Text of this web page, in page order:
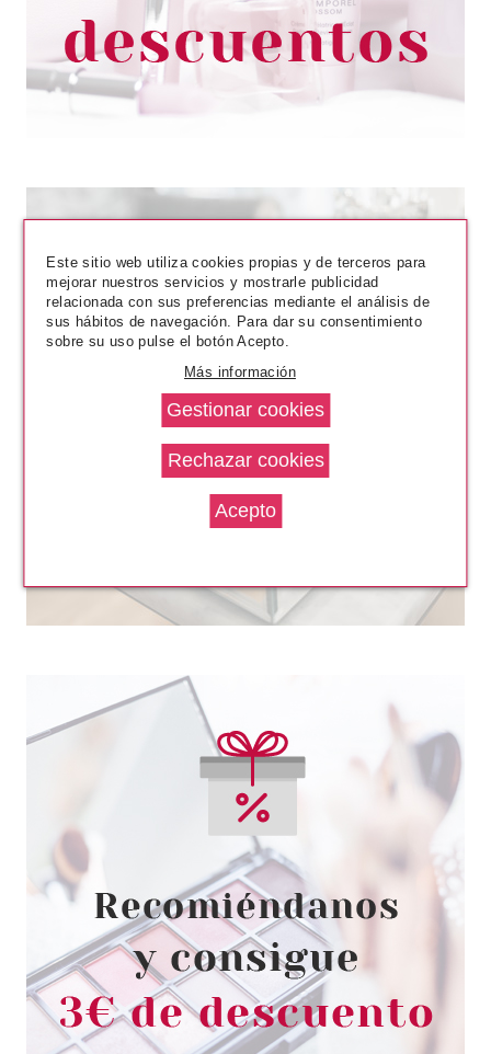
ROSA MOSQUETA 50ML
desde
9.75€
SKIN GENERICS ID SKIN
IDENTITY RUTINA
ANTIARRUGAS &
-37% 22.05€
BABARIA
BABARIA ALOE VERA CREMA
FACIAL 50ML+DESODORANTE
ROLL-ON 75ML+CREMA MANOS
100ML SET REGALO
desde
9.95€
Este sitio web utiliza cookies propias y de terceros para
mejorar nuestros servicios y mostrarle publicidad
relacionada con sus preferencias mediante el análisis de
sus hábitos de navegación. Para dar su consentimiento
sobre su uso pulse el botón Acepto.
Más información